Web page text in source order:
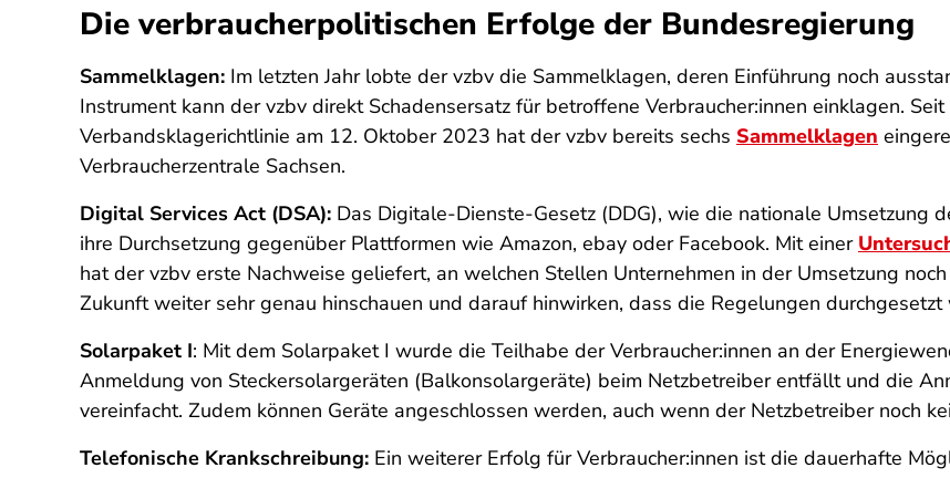
Die verbraucherpolitischen Erfolge der Bundesregierung
Sammelklagen: Im letzten Jahr lobte der vzbv die Sammelklagen, deren Einführung noch
Instrument kann der vzbv direkt Schadensersatz für betroffene Verbraucher:innen einklagen.
Verbandsklagerichtlinie am 12. Oktober 2023 hat der vzbv bereits sechs Sammelklagen
Verbraucherzentrale Sachsen.
Digital Services Act (DSA): Das Digitale-Dienste-Gesetz (DDG), wie die nationale Umsetzung
ihre Durchsetzung gegenüber Plattformen wie Amazon, ebay oder Facebook. Mit einer
hat der vzbv erste Nachweise geliefert, an welchen Stellen Unternehmen in der Umsetzung
Zukunft weiter sehr genau hinschauen und darauf hinwirken, dass die Regelungen durchgesetzt
Solarpaket I: Mit dem Solarpaket I wurde die Teilhabe der Verbraucher:innen an der
Anmeldung von Steckersolargeräten (Balkonsolargeräte) beim Netzbetreiber entfällt und die
vereinfacht. Zudem können Geräte angeschlossen werden, auch wenn der Netzbetreiber noch
Telefonische Krankschreibung: Ein weiterer Erfolg für Verbraucher:innen ist die dauerhafte